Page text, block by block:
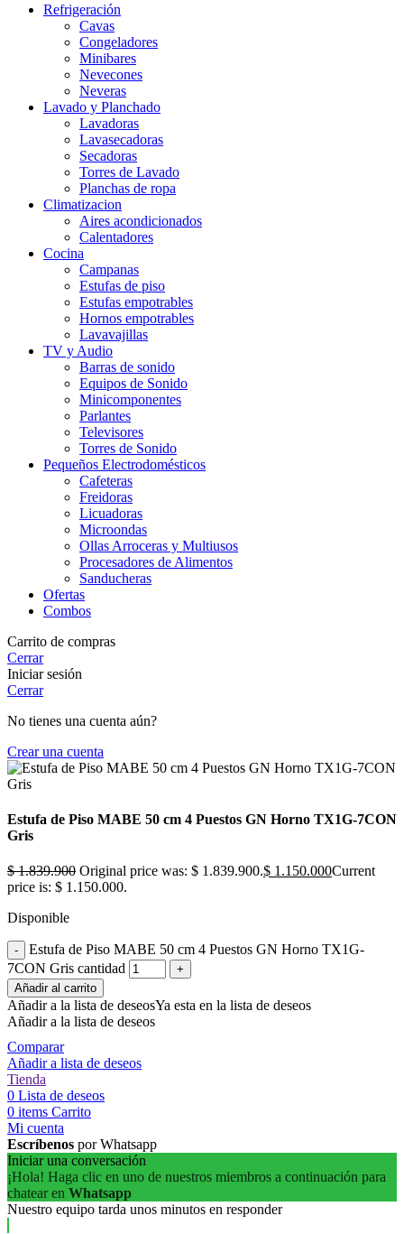
Refrigeración
Cavas
Congeladores
Minibares
Nevecones
Neveras
Lavado y Planchado
Lavadoras
Lavasecadoras
Secadoras
Torres de Lavado
Planchas de ropa
Climatizacion
Aires acondicionados
Calentadores
Cocina
Campanas
Estufas de piso
Estufas empotrables
Hornos empotrables
Lavavajillas
TV y Audio
Barras de sonido
Equipos de Sonido
Minicomponentes
Parlantes
Televisores
Torres de Sonido
Pequeños Electrodomésticos
Cafeteras
Freidoras
Licuadoras
Microondas
Ollas Arroceras y Multiusos
Procesadores de Alimentos
Sanducheras
Ofertas
Combos
Carrito de compras
Cerrar
Iniciar sesión
Cerrar
No tienes una cuenta aún?
Crear una cuenta
Estufa de Piso MABE 50 cm 4 Puestos GN Horno TX1G-7CON
Gris
$1.839.900 Original price was: $ 1.839.900.$ 1.150.000Current
price is: $ 1.150.000.
Disponible
Estufa de Piso MABE 50 cm 4 Puestos GN Horno TX1G-
7CON Gris cantidad
Añadir al carrito
Añadir a la lista de deseosYa esta en la lista de deseos
Añadir a la lista de deseos
Comparar
Añadir a lista de deseos
Tienda
0 Lista de deseos
0 items Carrito
Mi cuenta
Escríbenos por Whatsapp
Iniciar una conversación
¡Hola! Haga clic en uno de nuestros miembros a continuación para
chatear en Whatsapp
Nuestro equipo tarda unos minutos en responder